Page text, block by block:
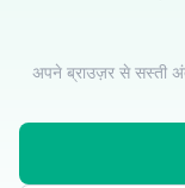
अपने ब्राउज़र से सस्ती